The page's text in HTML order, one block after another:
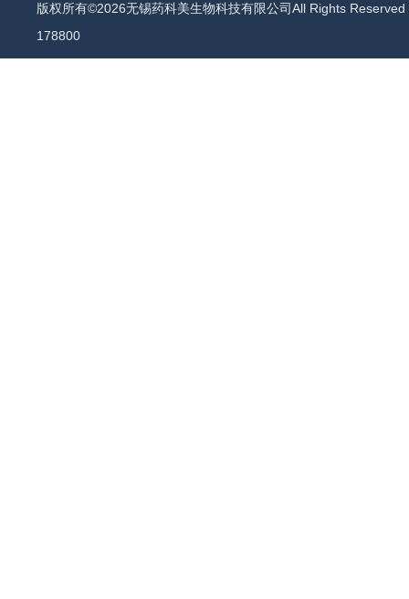
版权所有©2026无锡药科美生物科技有限公司All Rights
178800